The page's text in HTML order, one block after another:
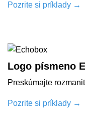
Pozrite si príklady →
Logo písmeno E
Preskúmajte
Pozrite si príklady →